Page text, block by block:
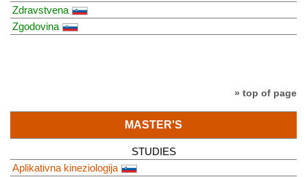
Zdravstvena
Zgodovina
» top of page
MASTER'S
STUDIES
Aplikativna kineziologija